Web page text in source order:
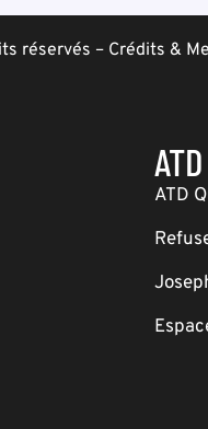
réservés – Crédits &
ATD